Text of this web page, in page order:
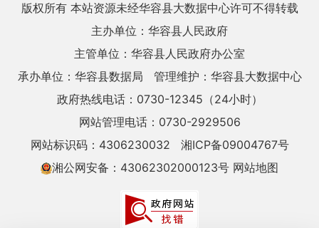
版权所有 本站资源未经华容县大数据中心许可不得转载
主办单位：华容县人民政府
主管单位：华容县人民政府办公室
承办单位：华容县数据局
管理维护：华容县大数据中心
政府热线电话：0730-12345（24小时）
网站管理电话：0730-2929506
网站标识码：4306230032
湘ICP备09004767号
湘公网安备：43062302000123号 网站地图